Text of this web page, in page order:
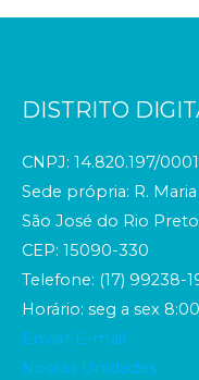
DISTRITO
CNPJ: 14.820.197/
Sede própria: R.
São José do Rio
CEP: 15090-330
Telefone: (17) 99238-
Horário: seg a sex
Enviar E-mail
Nossas Unidades